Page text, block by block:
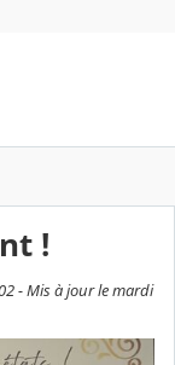
!
- Mis à jour le mardi